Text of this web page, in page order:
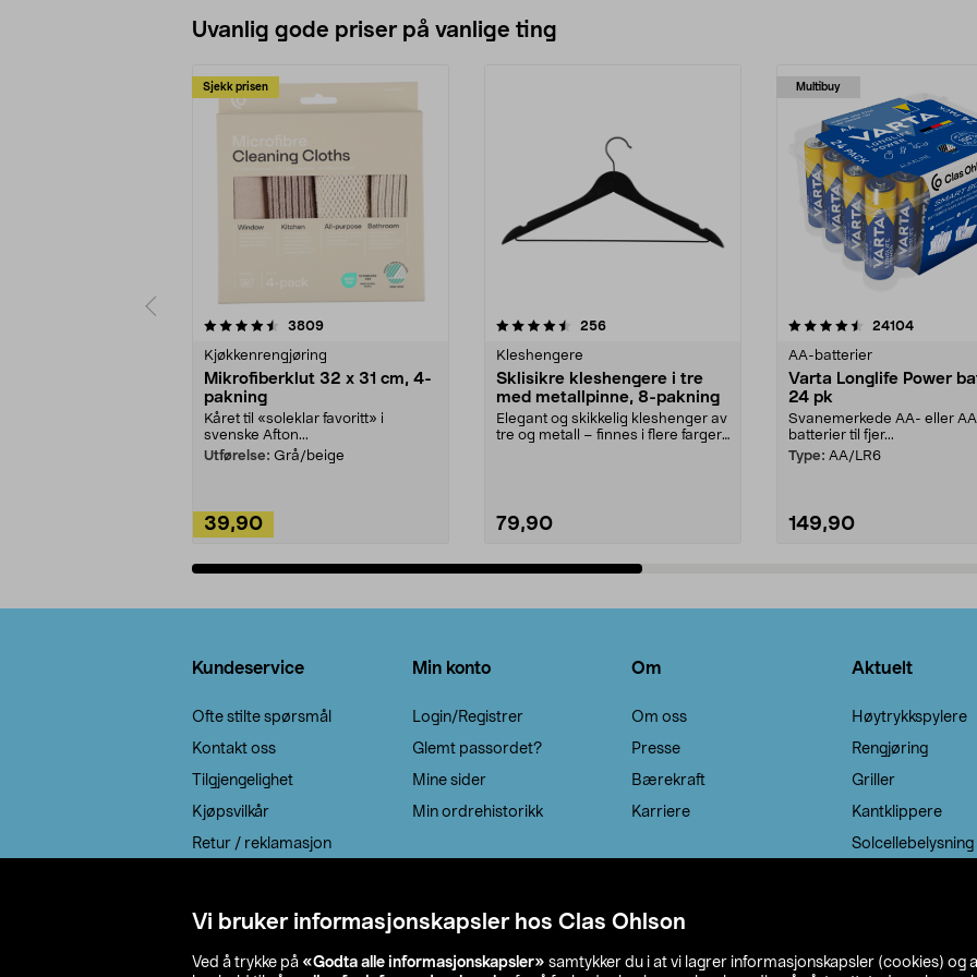
Vi bruker informasjonskapsler hos Clas Ohlson
Ved å trykke på «Godta alle informasjonskapsler» samtykker du i at vi lagrer informasjonskapsler (cookies) og
Uvanlig gode priser på vanlige ting
Sjekk prisen
3809anmeldelser
Kjøkkenrengjøring
Mikrofiberklut 32 x 31 cm, 4-
pakning
Kåret til «soleklar favoritt» i
svenske Afton...
Utførelse: Grå/beige
39,90
4.5av 5 stjerner 256anmeldelser
Kleshengere
Sklisikre kleshengere i tre
med metallpinne, 8-pakning
Elegant og skikkelig kleshenger av
tre og metall – finnes i flere farger.
79,90
Multibuy
4.5av 5 stjerner 24104
AA-batterier
Varta Longlife Power
24 pk
Svanemerkede AA- eller
batterier til fjer...
Type: AA/LR6
149,90
4.5av 5 stjerner
Kundeservice
Ofte stilte spørsmål
Kontakt oss
Tilgjengelighet
Kjøpsvilkår
Retur / reklamasjon
Min konto
Login/Registrer
Glemt passordet?
Mine sider
Min ordrehistorikk
Om
Om oss
Presse
Bærekraft
Karriere
Aktuelt
Høytrykkspylere
Rengjøring
Griller
Kantklippere
Solcellebelysning